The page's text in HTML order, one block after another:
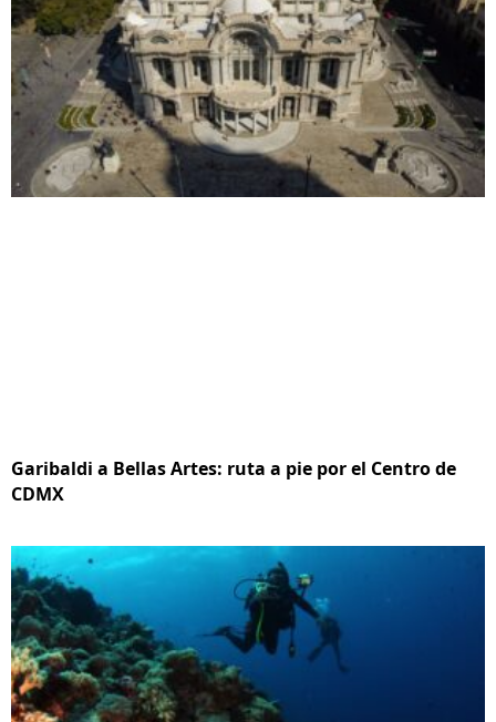
Garibaldi a Bellas Artes: ruta a pie por el Centro de
CDMX